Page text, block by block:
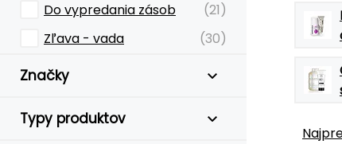
Do vypredania zásob
(21)
Zľava - vada
(30)
Značky
Typy produktov